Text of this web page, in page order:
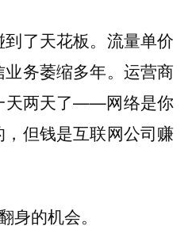
了天花板。流量单价
务萎缩多年。运营商
天两天了——网络是你
但钱是互联网公司赚
身的机会。